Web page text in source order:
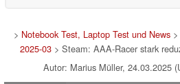
> Notebook Test, Laptop Test und News>
2025-03 > Steam: AAA-Racer stark
Autor: Marius Müller, 24.03.2025